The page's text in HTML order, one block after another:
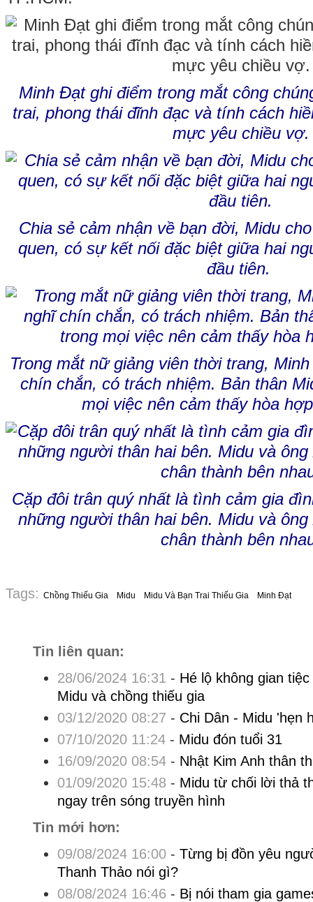
Minh Đạt ghi điểm trong mắt công
trai, phong thái đĩnh đạc và tính cách
mực yêu chiều vợ.
Chia sẻ cảm nhận về bạn đời, Midu
quen, có sự kết nối đặc biệt giữa hai
đầu tiên.
Trong mắt nữ giảng viên thời trang,
chín chắn, có trách nhiệm. Bản thân
mọi việc nên cảm thấy hòa
Cặp đôi trân quý nhất là tình cảm gia
những người thân hai bên. Midu và
chân thành bên
Tags: Chồng Thiếu Gia Midu Midu Và Bạn Trai Thiếu Gia Minh Đạt
Tin liên quan:
28/06/2024 16:31 - Hé lộ không gian
Midu và chồng thiếu gia
03/12/2020 08:27 - Chi Dân - Midu 'hẹn
07/10/2020 11:24- Midu đón tuổi 31
16/09/2020 08:54- Nhật Kim Anh thân
01/09/2020 15:48 - Midu từ chối lời thả
ngay trên sóng truyền hình
Tin mới hơn:
09/08/2024 16:00- Từng bị đồn yêu
Thanh Thảo nói gì?
08/08/2024 16:46 - Bị nói tham gia